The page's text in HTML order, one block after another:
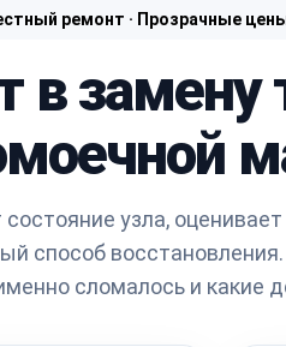
ремонт · Прозрачные цены
в
узла,
способ
сломалось и какие